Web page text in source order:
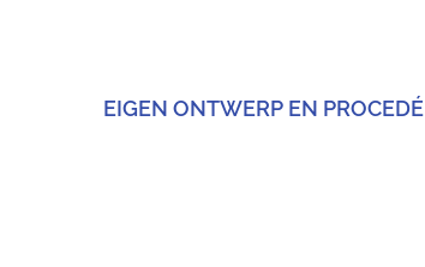
EIGEN ONTWERP EN PROCEDÉ